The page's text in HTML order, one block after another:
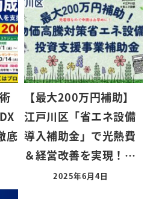
底
【最大200万円補助】
江戸川区「省エネ設備
導入補助金」で光熱費
＆経営改善を実現！…
2025年6月4日